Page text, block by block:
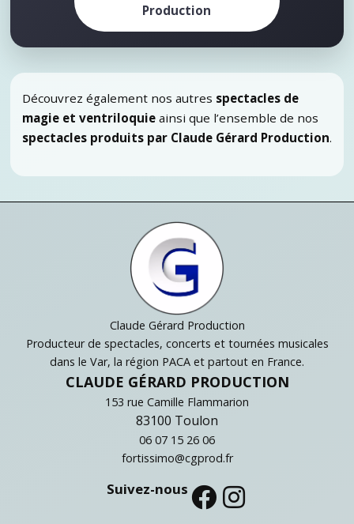
Production
Découvrez également nos autres spectacles de
magie et ventriloquieainsi que l’ensemble de nos
spectacles produits par Claude Gérard Production.
Claude Gérard Production
Producteur de spectacles, concerts et tournées musicales
dans le Var, la région PACA et partout en France.
CLAUDE GÉRARD PRODUCTION
153 rue Camille Flammarion
83100 Toulon
06 07 15 26 06
fortissimo@cgprod.fr
Suivez-nous